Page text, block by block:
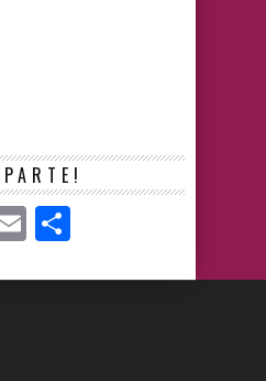
Email